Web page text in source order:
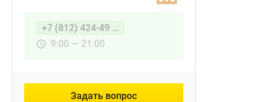
+7 (812) 424-49 ...
9:00 — 21:00
Задать вопрос